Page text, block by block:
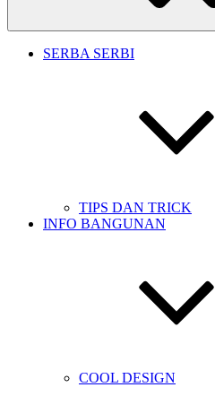
SERBA SERBI
TIPS DAN TRICK
INFO BANGUNAN
COOL DESIGN